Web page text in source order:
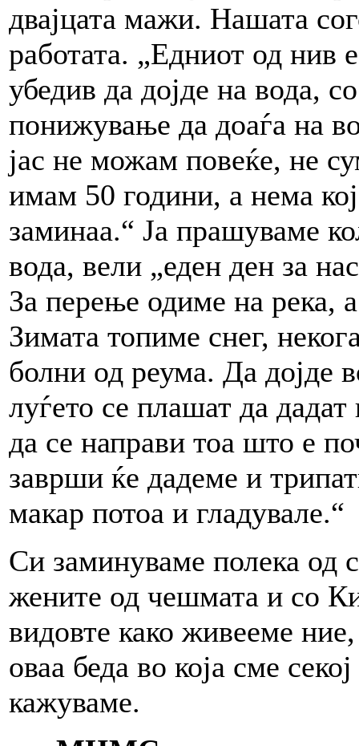
двајцата мажи. Нашата
работата. „Едниот од нив
убедив да дојде на вода,
понижување да доаѓа на
јас не можам повеќе, не
имам 50 години, а нема
заминаа.“ Ја прашуваме
вода, вели „еден ден за
За перење одиме на река,
Зимата топиме снег,
болни од реума. Да дојде
луѓето се плашат да
да се направи тоа што е
заврши ќе дадеме и
макар потоа и гладувале.“
Си заминуваме полека од
жените од чешмата и со
видовте како живееме
оваа беда во која сме
кажуваме.